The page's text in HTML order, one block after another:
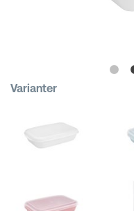
Varianter